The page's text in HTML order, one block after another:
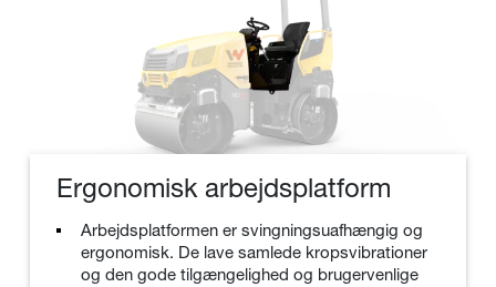
Ergonomisk arbejdsplatform
Arbejdsplatformen er svingningsuafhængig og
ergonomisk. De lave samlede kropsvibrationer
og den gode tilgængelighed og brugervenlige